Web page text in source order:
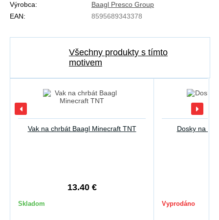
Výrobca:
Baagl Presco Group
EAN:
8595689343378
Všechny produkty s tímto
motivem
Vak na chrbát Baagl Minecraft TNT
13.40 €
Skladom
Dosky na
Vyprodáno